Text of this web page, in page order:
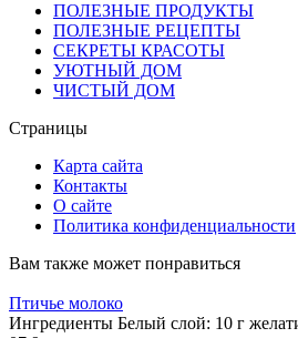
ПОЛЕЗНЫЕ ПРОДУКТЫ
ПОЛЕЗНЫЕ РЕЦЕПТЫ
СЕКРЕТЫ КРАСОТЫ
УЮТНЫЙ ДОМ
ЧИСТЫЙ ДОМ
Страницы
Карта сайта
Контакты
О сайте
Политика конфиденциальности
Вам также может понравиться
Птичье молоко
Ингредиенты Белый слой: 10 г